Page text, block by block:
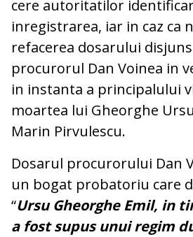
cere autoritatilor
inregistrarea, iar in caz ca
refacerea dosarului
procurorul Dan Voinea in
in instanta a principalului
moartea lui Gheorghe
Marin Pirvulescu.
Dosarul procurorului Dan
un bogat probatoriu care
“Ursu Gheorghe Emil, in
a fost supus unui regim